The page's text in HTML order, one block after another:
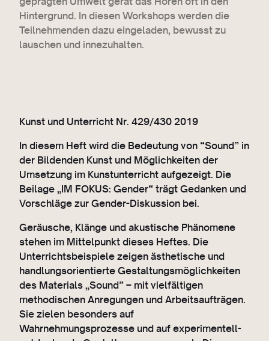
Hintergrund. In diesen Workshops werden die
Teilnehmenden dazu eingeladen, bewusst zu
lauschen und innezuhalten.
Kunst und Unterricht Nr. 429/430 2019
In diesem Heft wird die Bedeutung von “Sound” in
der Bildenden Kunst und Möglichkeiten der
Umsetzung im Kunstunterricht aufgezeigt. Die
Beilage „IM FOKUS: Gender“ trägt Gedanken und
Vorschläge zur Gender-Diskussion bei.
Geräusche, Klänge und akustische Phänomene
stehen im Mittelpunkt dieses Heftes. Die
Unterrichtsbeispiele zeigen ästhetische und
handlungsorientierte Gestaltungsmöglichkeiten
des Materials „Sound” – mit vielfältigen
methodischen Anregungen und Arbeitsaufträgen.
Sie zielen besonders auf
Wahrnehmungsprozesse und auf experimentell-